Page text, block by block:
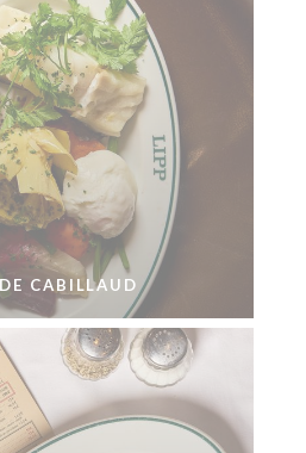
CABILLAUD